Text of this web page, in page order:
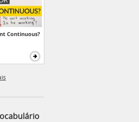
Continuous?